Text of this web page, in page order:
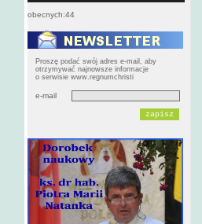
obecnych:44
Proszę podać swój adres e-mail, aby
otrzymywać najnowsze informacje
o serwisie www.regnumchristi
e-mail